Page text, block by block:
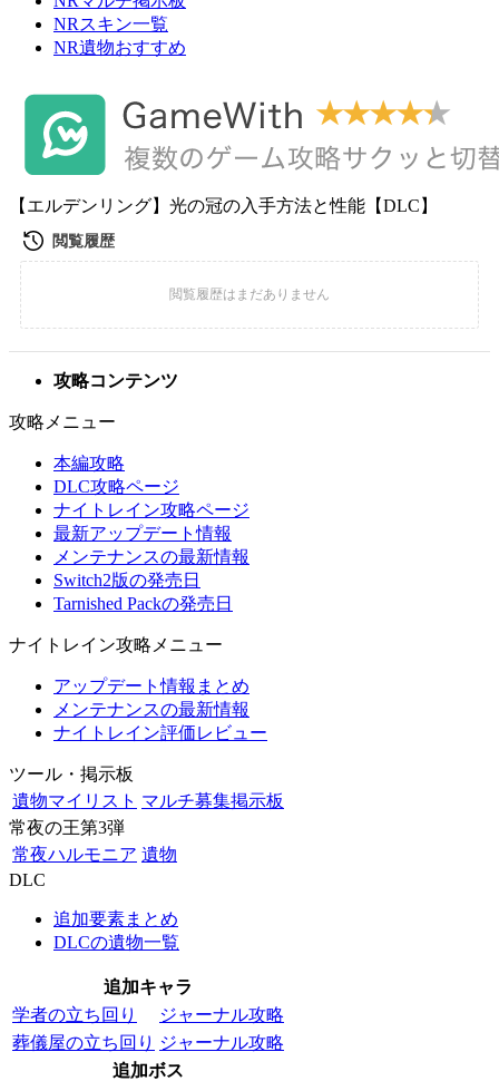
NRスキン一覧
NR遺物おすすめ
【エルデンリング】光の冠の入手方法と性能【DLC】
攻略コンテンツ
攻略メニュー
本編攻略
DLC攻略ページ
ナイトレイン攻略ページ
最新アップデート情報
メンテナンスの最新情報
Switch2版の発売日
Tarnished Packの発売日
ナイトレイン攻略メニュー
アップデート情報まとめ
メンテナンスの最新情報
ナイトレイン評価レビュー
ツール・掲示板
遺物マイリスト マルチ募集掲示板
常夜の王第3弾
常夜ハルモニア 遺物
DLC
追加要素まとめ
DLCの遺物一覧
追加キャラ
学者の立ち回り
ジャーナル攻略
葬儀屋の立ち回り ジャーナル攻略
追加ボス